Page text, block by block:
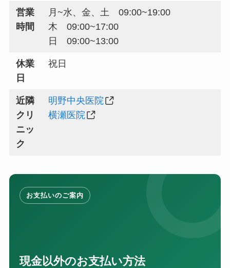
営業
時間
月~水、金、土 09:00~19:00
木 09:00~17:00
日 09:00~13:00
休業
日
祝日
近隣
クリ
ニッ
ク
明野中央医院
横瀬医院
お支払いのご案内
現金以外のお支払い方法